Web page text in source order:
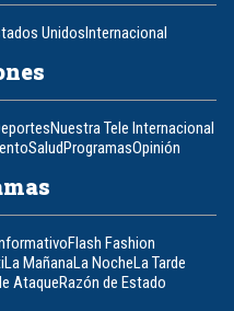
UnidosInternacional
Nuestra Tele Internacional
SaludProgramasOpinión
Flash Fashion
La MañanaLa NocheLa Tarde
AtaqueRazón de Estado